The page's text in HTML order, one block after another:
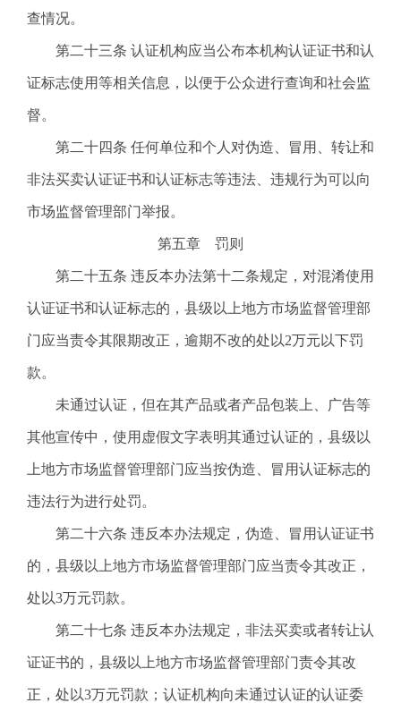
查情况。
第二十三条 认证机构应当公布本机构认证证书和认
证标志使用等相关信息，以便于公众进行查询和社会监
督。
第二十四条 任何单位和个人对伪造、冒用、转让和
非法买卖认证证书和认证标志等违法、违规行为可以向
市场监督管理部门举报。
第五章 罚则
第二十五条 违反本办法第十二条规定，对混淆使用
认证证书和认证标志的，县级以上地方市场监督管理部
门应当责令其限期改正，逾期不改的处以2万元以下罚
款。
未通过认证，但在其产品或者产品包装上、广告等
其他宣传中，使用虚假文字表明其通过认证的，县级以
上地方市场监督管理部门应当按伪造、冒用认证标志的
违法行为进行处罚。
第二十六条 违反本办法规定，伪造、冒用认证证书
的，县级以上地方市场监督管理部门应当责令其改正，
处以3万元罚款。
第二十七条 违反本办法规定，非法买卖或者转让认
证证书的，县级以上地方市场监督管理部门责令其改
正，处以3万元罚款；认证机构向未通过认证的认证委